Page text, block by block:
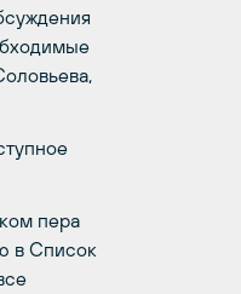
пера
в Список